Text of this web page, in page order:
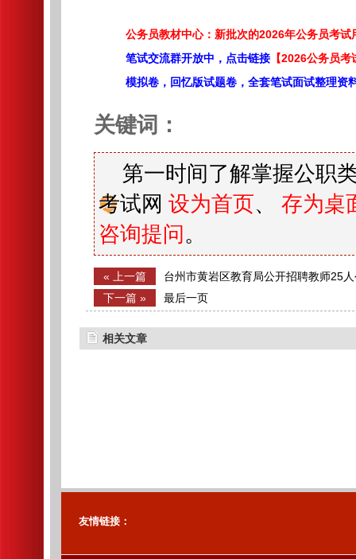
公务员教材中心：新批次的2026年公务员考试
笔试交流群开放中，点击链接 【2026公务员
模拟卷，回忆版试题卷，全套笔试面试整理资
关键词：
第一时间了解掌握公职
考试网 设为首页、 存为桌
咨询提问 。
« 上一篇
台州市黄岩区教育局公开招聘教师25
下一篇 »
最后一页
相关文章
友情链接：